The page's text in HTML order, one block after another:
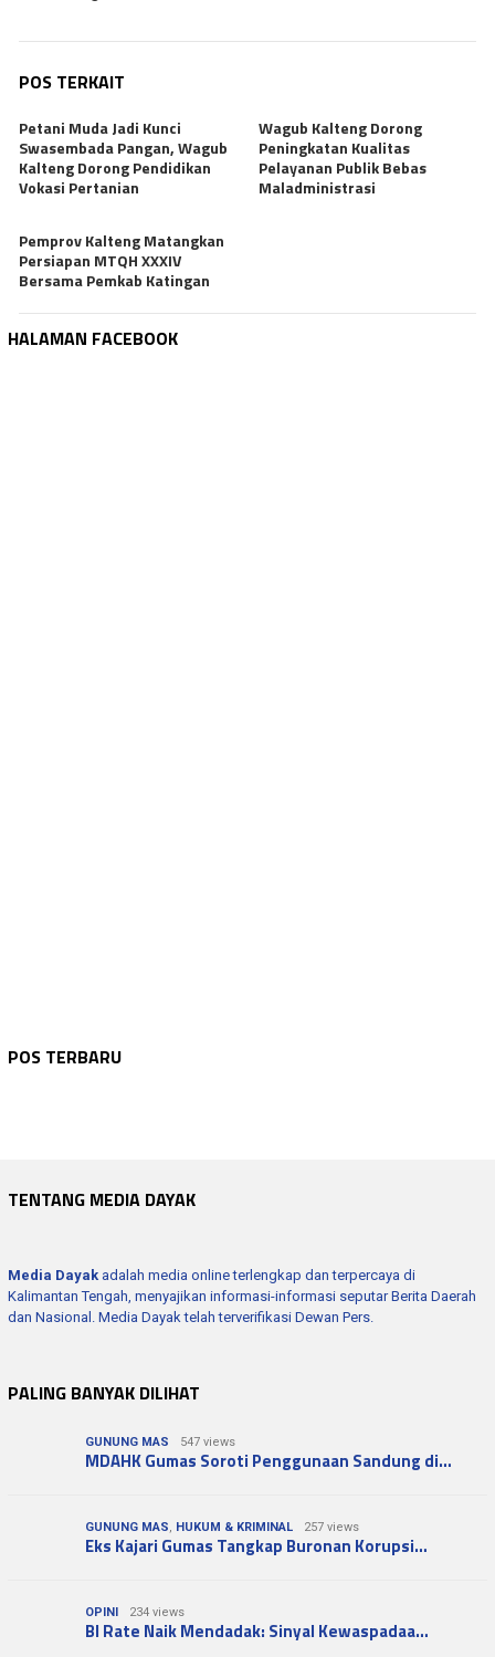
POS TERKAIT
Petani Muda Jadi Kunci
Swasembada Pangan, Wagub
Kalteng Dorong Pendidikan
Vokasi Pertanian
Wagub Kalteng Dorong
Peningkatan Kualitas
Pelayanan Publik Bebas
Maladministrasi
Pemprov Kalteng Matangkan
Persiapan MTQH XXXIV
Bersama Pemkab Katingan
HALAMAN FACEBOOK
POS TERBARU
Raya Apresiasi Reaktivasi Layanan Admind…
Bupati Jaya Sebut Dirinya Lakukan Intros…
GUNUNG MAS
SPBU Kuala Kurun Buka Suara Soal Antrean…
KALTENG Agustus 6, 2026
KOTAWARINGIN BARAT
TENTANG MEDIA DAYAK
Media Dayak adalah media online terlengkap dan terpercaya di
Kalimantan Tengah, menyajikan informasi-informasi seputar Berita Daerah
dan Nasional. Media Dayak telah terverifikasi Dewan Pers.
PALING BANYAK DILIHAT
GUNUNG MAS 547 views
MDAHK Gumas Soroti Penggunaan Sandung di…
GUNUNG MAS HUKUM & KRIMINAL 257 views
Eks Kajari Gumas Tangkap Buronan Korupsi…
OPINI 234 views
BI Rate Naik Mendadak: Sinyal Kewaspadaa…